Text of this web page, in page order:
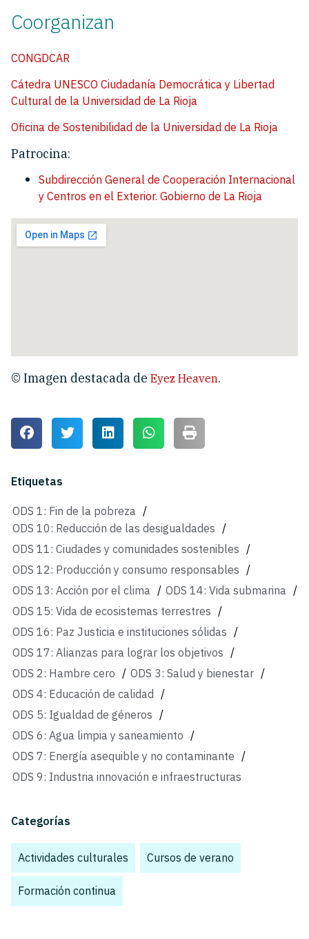
Coorganizan
CONGDCAR
Cátedra UNESCO Ciudadanía Democrática y Libertad
Cultural de la Universidad de La Rioja
Oficina de Sostenibilidad de la Universidad de La Rioja
Patrocina:
Subdirección General de Cooperación Internacional
y Centros en el Exterior. Gobierno de La Rioja
© Imagen destacada de Eyez Heaven.
Etiquetas
ODS 1: Fin de la pobreza /
ODS 10: Reducción de las desigualdades /
ODS 11: Ciudades y comunidades sostenibles /
ODS 12: Producción y consumo responsables /
ODS 13: Acción por el clima / ODS 14: Vida submarina /
ODS 15: Vida de ecosistemas terrestres /
ODS 16: Paz Justicia e instituciones sólidas /
ODS 17: Alianzas para lograr los objetivos /
ODS 2: Hambre cero / ODS 3: Salud y bienestar /
ODS 4: Educación de calidad /
ODS 5: Igualdad de géneros /
ODS 6: Agua limpia y saneamiento /
ODS 7: Energía asequible y no contaminante /
ODS 9: Industria innovación e infraestructuras
Categorías
Actividades culturales Cursos de verano
Formación continua